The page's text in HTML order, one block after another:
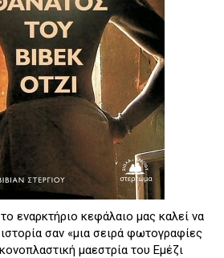
εναρκτήριο κεφάλαιο μας καλεί να
σαν «μια σειρά φωτογραφίες
μαεστρία του Εμέζι